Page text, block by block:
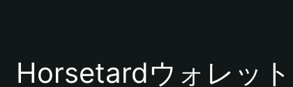
Horsetardウォレッ